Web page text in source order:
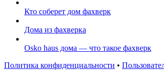
Кто соберет дом фахверк
Дома из фахверка
Osko haus дома — что такое фахверк
Политика конфиденциальности •